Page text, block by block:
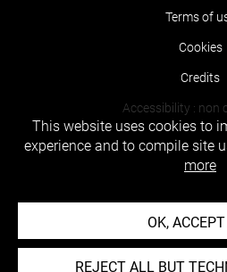
Terms of
Cookies
Credits
Accessibility : non
This website uses cookies to
experience and to compile site
more
OK,
REJECT ALL BUT